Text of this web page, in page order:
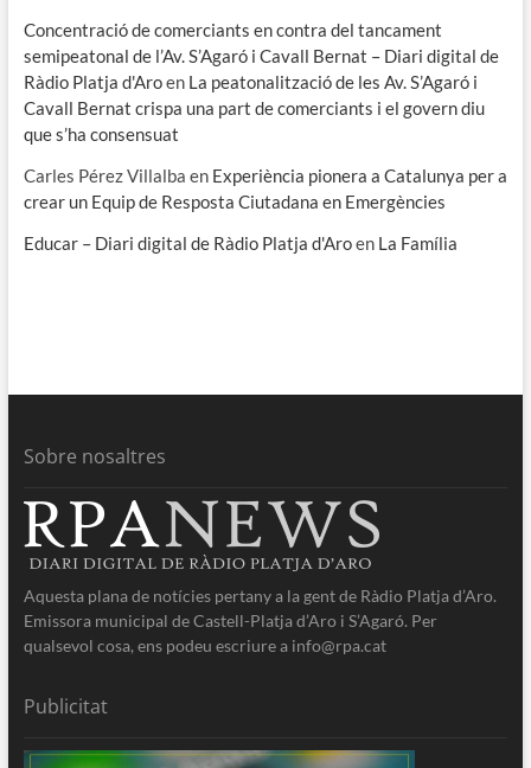
Concentració de comerciants en contra del tancament
semipeatonal de l’Av. S’Agaró i Cavall Bernat – Diari digital de
Ràdio Platja d'Aroen La peatonalització de les Av. S’Agaró i
Cavall Bernat crispa una part de comerciants i el govern diu
que s’ha consensuat
Carles Pérez Villalba en Experiència pionera a Catalunya per a
crear un Equip de Resposta Ciutadana en Emergències
Educar – Diari digital de Ràdio Platja d'Aroen La Família
Sobre nosaltres
Aquesta plana de notícies pertany a la gent de Ràdio Platja d’Aro.
Emissora municipal de Castell-Platja d’Aro i S’Agaró. Per
qualsevol cosa, ens podeu escriure a info@rpa.cat
Publicitat